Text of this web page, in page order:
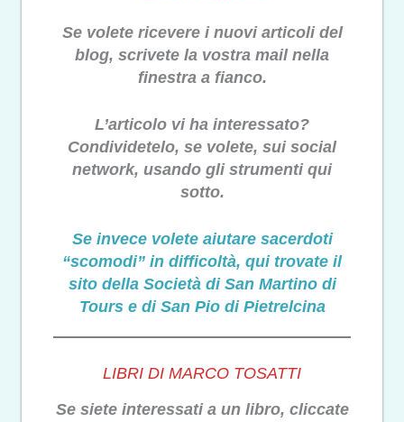
Se volete ricevere i nuovi articoli del
blog, scrivete la vostra mail nella
finestra a fianco.
L’articolo vi ha interessato?
Condividetelo, se volete, sui social
network, usando gli strumenti qui
sotto.
Se invece volete aiutare sacerdoti
“scomodi” in difficoltà, qui trovate il
sito della Società di San Martino di
Tours e di San Pio di Pietrelcina
LIBRI DI MARCO TOSATTI
Se siete interessati a un libro, cliccate